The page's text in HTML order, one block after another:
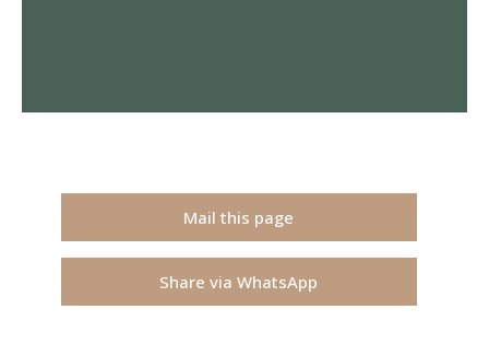
Mail this page
Share via WhatsApp